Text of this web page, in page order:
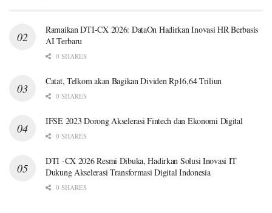
Ramaikan DTI-CX 2026: DataOn Hadirkan Inovasi HR Berbasis
AI Terbaru
0 SHARES
Catat, Telkom akan Bagikan Dividen Rp16,64 Triliun
0 SHARES
IFSE 2023 Dorong Akselerasi Fintech dan Ekonomi Digital
0 SHARES
DTI -CX 2026 Resmi Dibuka, Hadirkan Solusi Inovasi IT
Dukung Akselerasi Transformasi Digital Indonesia
0 SHARES